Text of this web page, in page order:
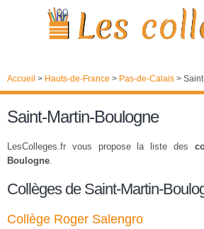
Accueil > Hauts-de-France > Pas-de-Calais >
Saint-Martin-Boulogne
LesColleges.fr vous propose la liste des
Boulogne.
Collèges de Saint-Martin-
Collège Roger Salengro